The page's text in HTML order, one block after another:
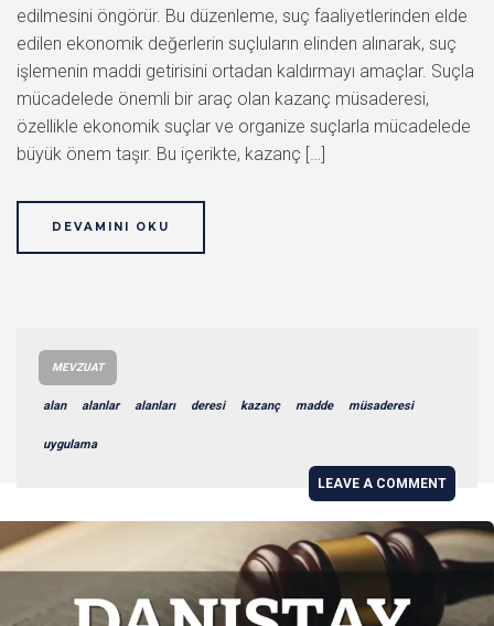
edilmesini öngörür. Bu düzenleme, suç faaliyetlerinden elde
edilen ekonomik değerlerin suçluların elinden alınarak, suç
işlemenin maddi getirisini ortadan kaldırmayı amaçlar. Suçla
mücadelede önemli bir araç olan kazanç müsaderesi,
özellikle ekonomik suçlar ve organize suçlarla mücadelede
büyük önem taşır. Bu içerikte, kazanç […]
DEVAMINI OKU
MEVZUAT
alan alanlar alanları deresi kazanç madde müsaderesi
uygulama
LEAVE A COMMENT